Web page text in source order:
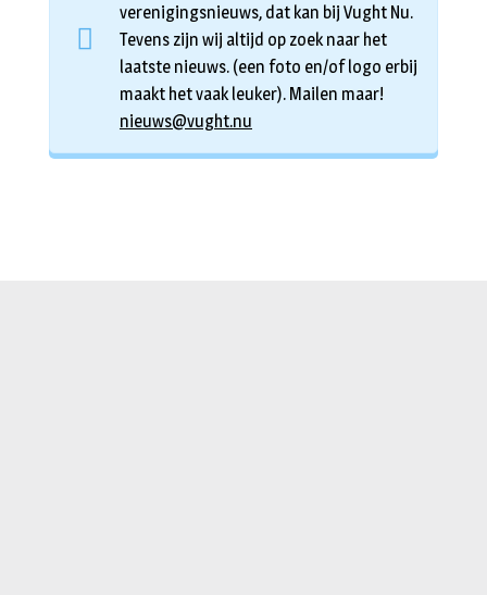
verenigingsnieuws, dat kan bij Vught Nu.
Tevens zijn wij altijd op zoek naar het
laatste nieuws. (een foto en/of logo erbij
maakt het vaak leuker). Mailen maar!
nieuws@vught.nu